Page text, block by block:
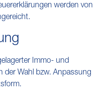
werden von
Immo- und
der Wahl bzw. Anpassung